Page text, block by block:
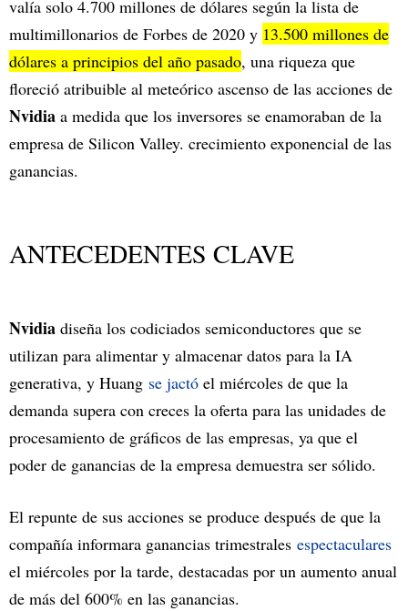
valía solo 4.700 millones de dólares según la lista de
multimillonarios de Forbes de 2020 y 13.500 millones de
dólares a principios del año pasado, una riqueza que
floreció atribuible al meteórico ascenso de las acciones de
Nvidia a medida que los inversores se enamoraban de la
empresa de Silicon Valley. crecimiento exponencial de las
ganancias.
ANTECEDENTES CLAVE
Nvidia diseña los codiciados semiconductores que se
utilizan para alimentar y almacenar datos para la IA
generativa, y Huang se jactó el miércoles de que la
demanda supera con creces la oferta para las unidades de
procesamiento de gráficos de las empresas, ya que el
poder de ganancias de la empresa demuestra ser sólido.
El repunte de sus acciones se produce después de que la
compañía informara ganancias trimestrales espectaculares
el miércoles por la tarde, destacadas por un aumento anual
de más del 600% en las ganancias.